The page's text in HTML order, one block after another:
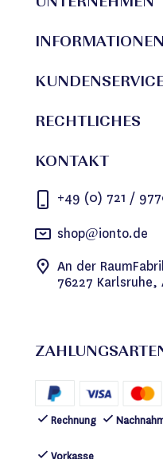
UNTERNEHMEN
INFORMATIONEN
RECHTLICHES
KONTAKT
+49 (0) 721 /
shop@ionto.de
An der
76227
Rechnung